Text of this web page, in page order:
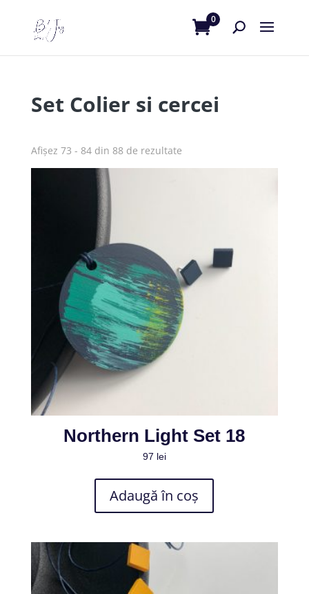
0
Set Colier si cercei
Afișez 73 - 84 din 88 de rezultate
Northern Light Set 18
97 lei
Adaugă în coș